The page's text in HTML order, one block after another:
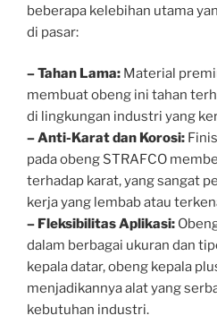
beberapa kelebihan utama
di pasar:
– Tahan Lama: Material
membuat obeng ini tahan
di lingkungan industri yang
– Anti-Karat dan Korosi:
pada obeng STRAFCO
terhadap karat, yang sangat
kerja yang lembab atau
– Fleksibilitas Aplikasi:
dalam berbagai ukuran dan
kepala datar, obeng kepala
menjadikannya alat yang
kebutuhan industri.